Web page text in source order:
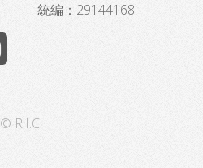
統編：29144168
© R.I.C.